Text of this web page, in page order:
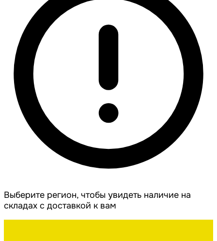
Выберите регион, чтобы увидеть наличие на
складах с доставкой к вам